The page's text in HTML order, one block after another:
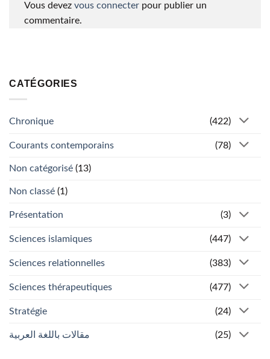
Vous devez vous connecter pour publier un
commentaire.
CATÉGORIES
Chronique (422)
Courants contemporains (78)
Non catégorisé (13)
Non classé (1)
Présentation (3)
Sciences islamiques (447)
Sciences relationnelles (383)
Sciences thérapeutiques (477)
Stratégie (24)
مقالات باللغة العربية (25)